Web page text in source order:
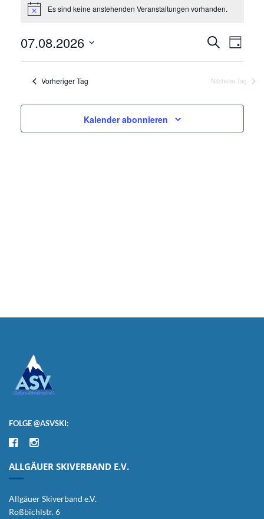
für
August
2026
HinweisEs sind keine anstehenden Veranstaltungen vorhanden.
Suche
Suche
Tag
07.08.2026
Vorheriger Tag
Nächster Tag
Kalender abonnieren
FOLGE @ASVSKI:
ALLGÄUER SKIVERBAND E.V.
Allgäuer Skiverband e.V.
Roßbichlstr. 6